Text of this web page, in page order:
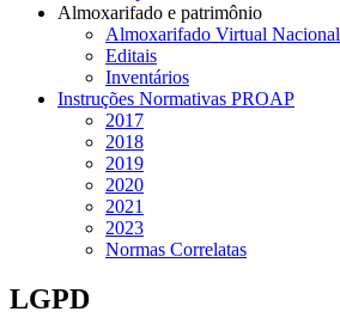
Almoxarifado e patrimônio
Almoxarifado Virtual Nacional
Editais
Inventários
Instruções Normativas PROAP
2017
2018
2019
2020
2021
2023
Normas Correlatas
LGPD